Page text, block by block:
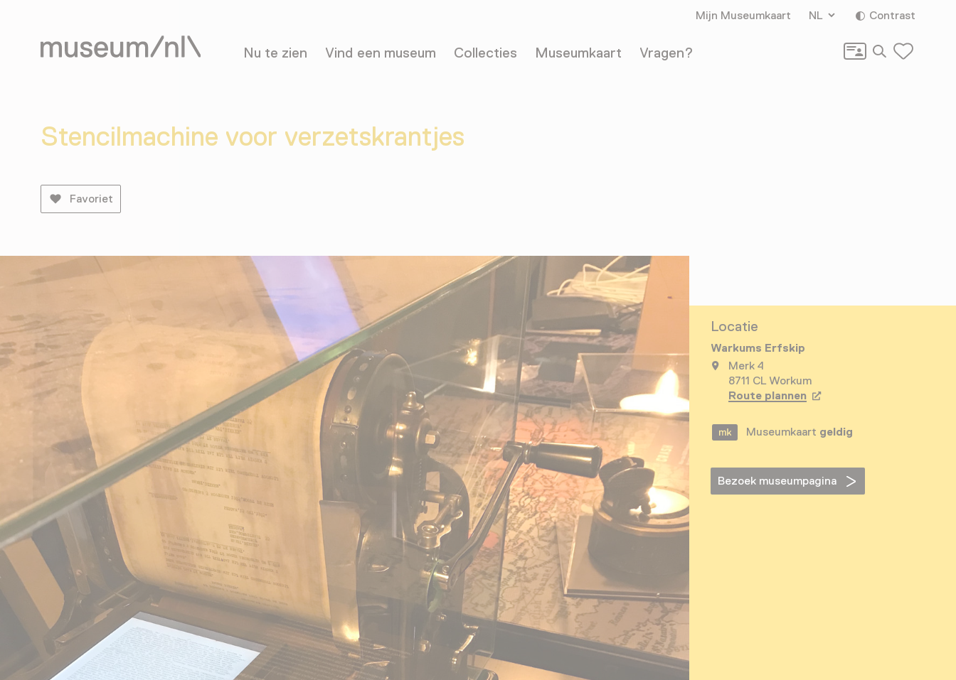
Nu te zien Vind een museum Collecties Museumkaart Vragen?
Mijn Museumkaart NL Contrast
Zoeken
Stencilmachine voor verzetskrantjes
Favoriet
Locatie
Warkums Erfskip
Merk 4
8711 CL Workum
Route plannen Opent in een nieuw tabblad
Museumkaart geldig
Bezoek museumpagina